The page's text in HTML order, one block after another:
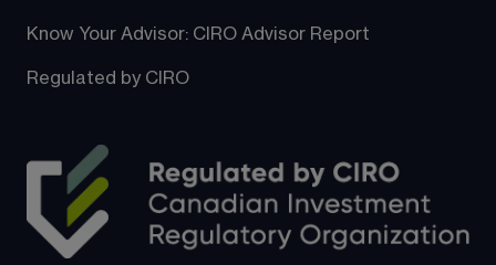
Know Your Advisor: CIRO Advisor Report
Regulated by CIRO